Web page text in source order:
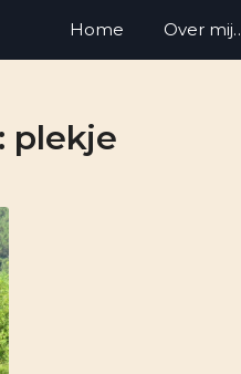
Home Over
plekje